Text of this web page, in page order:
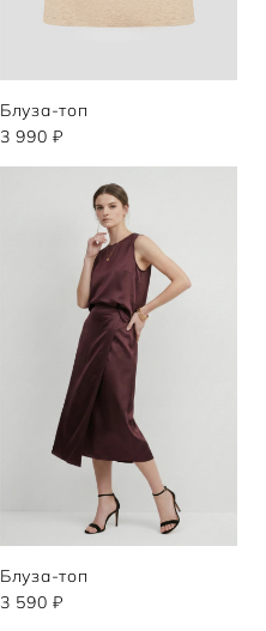
Блуза-топ
3 990 ₽
Блуза-топ
3 590 ₽